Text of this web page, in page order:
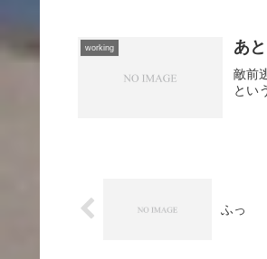
working あ
敵前
とい
ふっ